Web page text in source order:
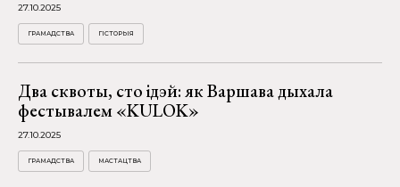
27.10.2025
ГРАМАДСТВА ГІСТОРЫЯ
Два сквоты, сто ідэй: як Варшава дыхала
фестывалем «KULOK»
27.10.2025
ГРАМАДСТВА МАСТАЦТВА